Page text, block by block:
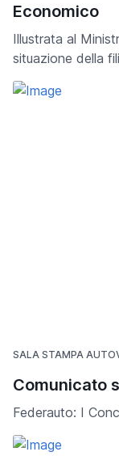
Economico
Illustrata al
situazione della
SALA STAMPA
Comunicato
Federauto: I